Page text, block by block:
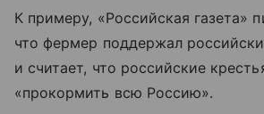
К примеру, «Российская газета»
что фермер поддержал
и считает, что российские
«прокормить всю Россию».